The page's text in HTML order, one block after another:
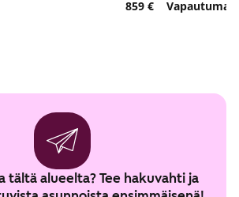
859 €
tältä alueelta? Tee hakuvahti ja